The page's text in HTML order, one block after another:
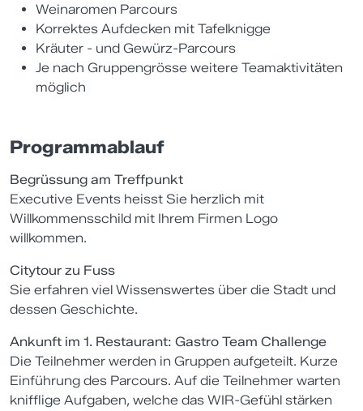
Weinaromen Parcours
Korrektes Aufdecken mit Tafelknigge
Kräuter - und Gewürz-Parcours
Je nach Gruppengrösse weitere Teamaktivitäten
möglich
Programmablauf
Begrüssung am Treffpunkt
Executive Events heisst Sie herzlich mit
Willkommensschild mit Ihrem Firmen Logo
willkommen.
Citytour zu Fuss
Sie erfahren viel Wissenswertes über die Stadt und
dessen Geschichte.
Ankunft im 1. Restaurant: Gastro Team Challenge
Die Teilnehmer werden in Gruppen aufgeteilt. Kurze
Einführung des Parcours. Auf die Teilnehmer warten
knifflige Aufgaben, welche das WIR-Gefühl stärken